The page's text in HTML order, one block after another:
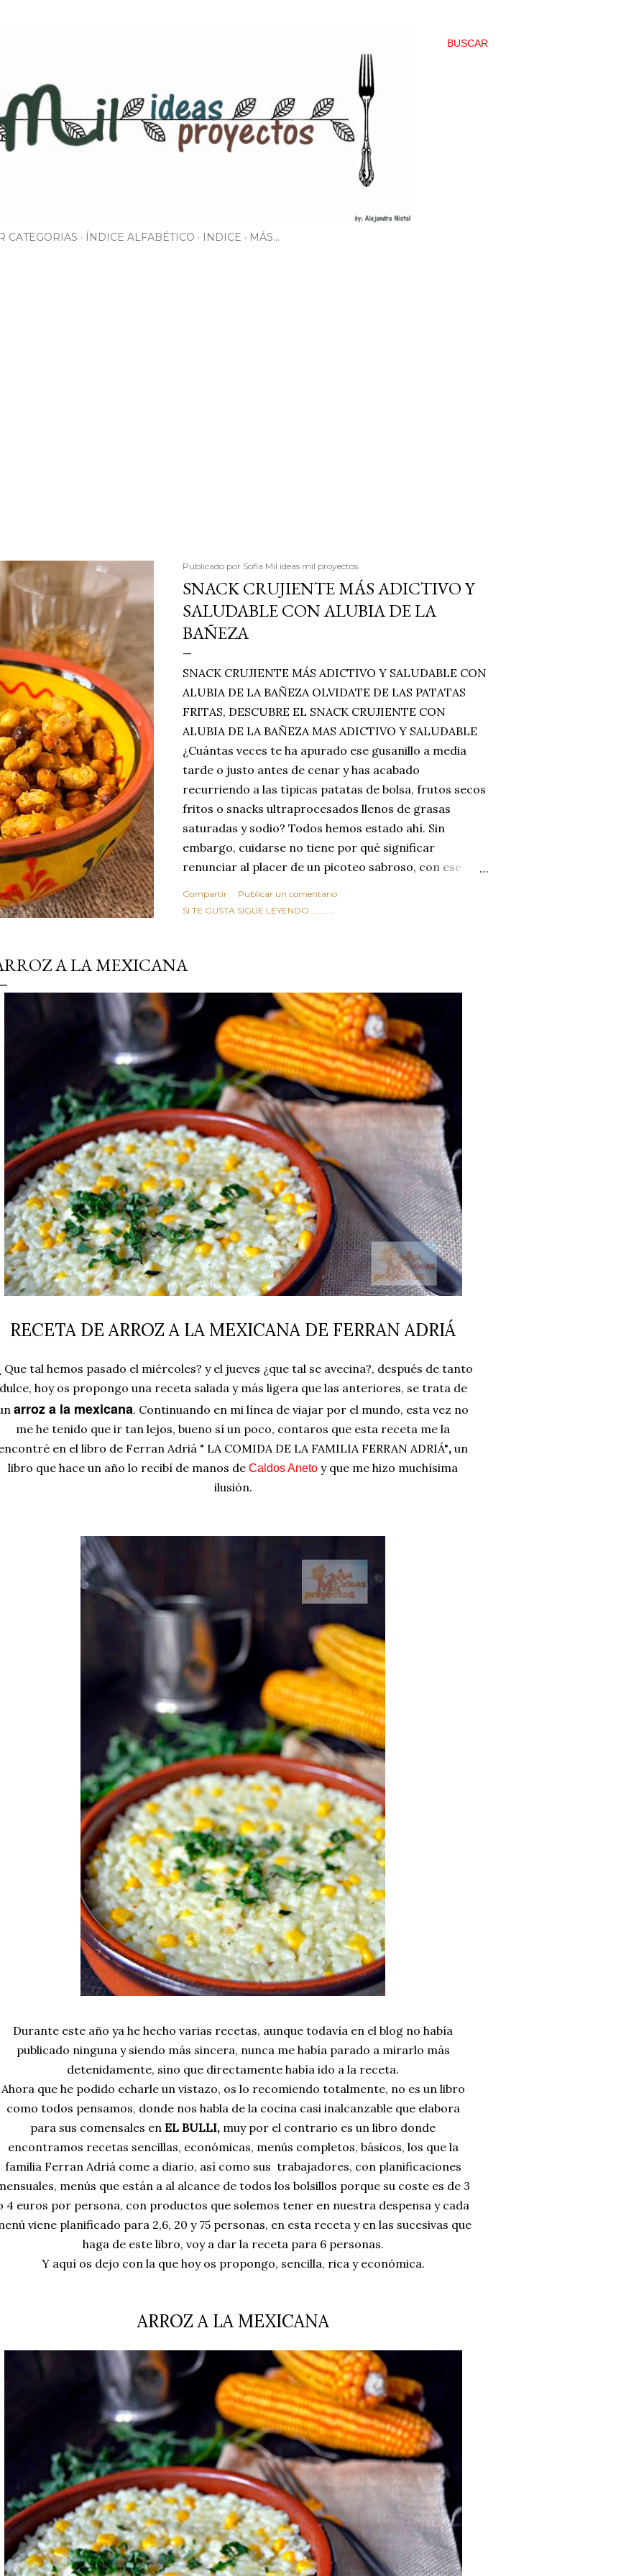
BUSCAR
CATEGORIAS ÍNDICE ALFABÉTICO INDICE MÁS…
Publicado por Sofía Mil ideas mil proyectos
SNACK CRUJIENTE MÁS ADICTIVO Y
SALUDABLE CON ALUBIA DE LA
BAÑEZA
SNACK CRUJIENTE MÁS ADICTIVO Y SALUDABLE CON
ALUBIA DE LA BAÑEZA OLVIDATE DE LAS PATATAS
FRITAS, DESCUBRE EL SNACK CRUJIENTE CON
ALUBIA DE LA BAÑEZA MAS ADICTIVO Y SALUDABLE
¿Cuántas veces te ha apurado ese gusanillo a media
tarde o justo antes de cenar y has acabado
recurriendo a las típicas patatas de bolsa, frutos secos
fritos o snacks ultraprocesados llenos de grasas
saturadas y sodio? Todos hemos estado ahí. Sin
embargo, cuidarse no tiene por qué significar
renunciar al placer de un picoteo sabroso, con ese
Estas alubias crujientes al horno van a cambiar por
tradicionales y copiosos de invierno. Con esta receta
ingrediente tan humilde como la alubia de La Bañeza
en un snack ligero, dorado, cargado de proteína y
100% natural. Es el sustituto perfecto a los frutos se...
Compartir
Publicar un comentario
SI TE GUSTA SIGUE LEYENDO............
A LA MEXICANA
RECETA DE ARROZ A LA MEXICANA DE FERRAN ADRIÁ
Que tal hemos pasado el miércoles? y el jueves ¿que tal se avecina?, después de tanto
hoy os propongo una receta salada y más ligera que las anteriores, se trata de
arroz a la mexicana. Continuando en mi línea de viajar por el mundo, esta vez no
me he tenido que ir tan lejos, bueno sí un poco, contaros que esta receta me la
en el libro de Ferran Adriá " LA COMIDA DE LA FAMILIA FERRAN ADRIÁ", un
libro que hace un año lo recibí de manos de Caldos Aneto y que me hizo muchísima
ilusión.
Durante este año ya he hecho varias recetas, aunque todavía en el blog no había
publicado ninguna y siendo más sincera, nunca me había parado a mirarlo más
detenidamente, sino que directamente había ido a la receta.
Ahora que he podido echarle un vistazo, os lo recomiendo totalmente, no es un libro
como todos pensamos, donde nos habla de la cocina casi inalcanzable que elabora
para sus comensales en EL BULLI, muy por el contrario es un libro donde
encontramos recetas sencillas, económicas, menús completos, básicos, los que la
familia Ferran Adriá come a diario, así como sus trabajadores, con planificaciones
menús que están a al alcance de todos los bolsillos porque su coste es de 3
4 euros por persona, con productos que solemos tener en nuestra despensa y cada
viene planificado para 2,6, 20 y 75 personas, en esta receta y en las sucesivas que
haga de este libro, voy a dar la receta para 6 personas.
Y aquí os dejo con la que hoy os propongo, sencilla, rica y económica.
ARROZ A LA MEXICANA